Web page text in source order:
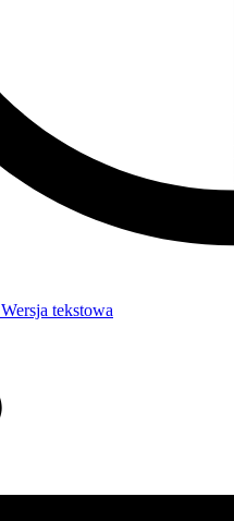
Wersja tekstowa